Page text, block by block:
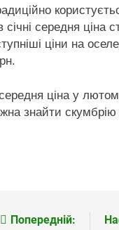
середня ціна
ціни на
ціна у
знайти
Попередній: